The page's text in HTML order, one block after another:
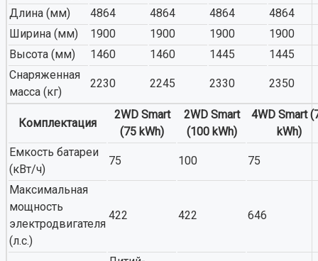
Длина (мм) 4864 4864 4864
4864
Ширина (мм)
1900 1900 1900
1900
Высота (мм)
1460 1460 1445
1445
Снаряженная
масса (кг)
2230 2245 2330 2350
Комплектация
2WD Smart
(75 kWh)
2WD Smart
(100 kWh)
4WD Smart
kWh)
Емкость батареи
(кВт/ч)
75 100 75
Максимальная
мощность
электродвигателя
(л.с.)
422 422 646